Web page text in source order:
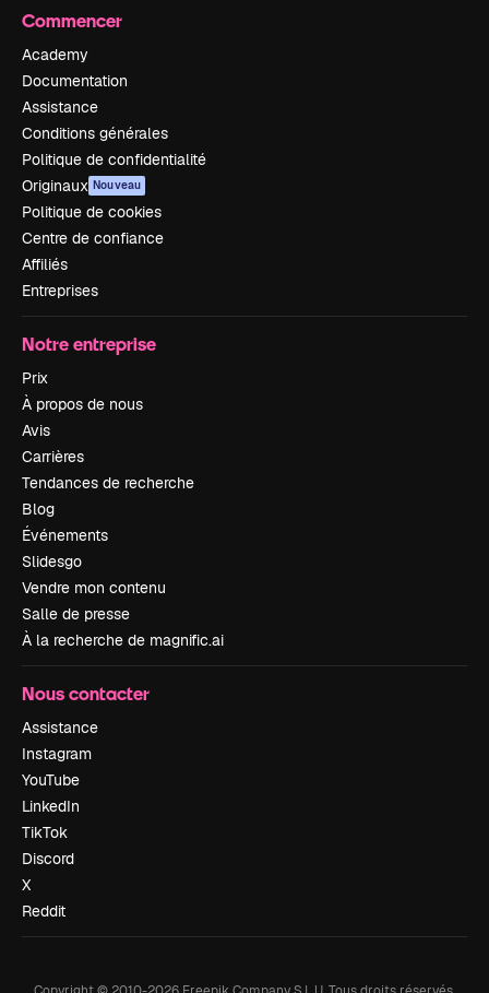
Commencer
Academy
Documentation
Assistance
Conditions générales
Politique de confidentialité
Originaux Nouveau
Politique de cookies
Centre de confiance
Affiliés
Entreprises
Notre entreprise
Prix
À propos de nous
Avis
Carrières
Tendances de recherche
Blog
Événements
Slidesgo
Vendre mon contenu
Salle de presse
À la recherche de magnific.ai
Nous contacter
Assistance
Instagram
YouTube
LinkedIn
TikTok
Discord
X
Reddit